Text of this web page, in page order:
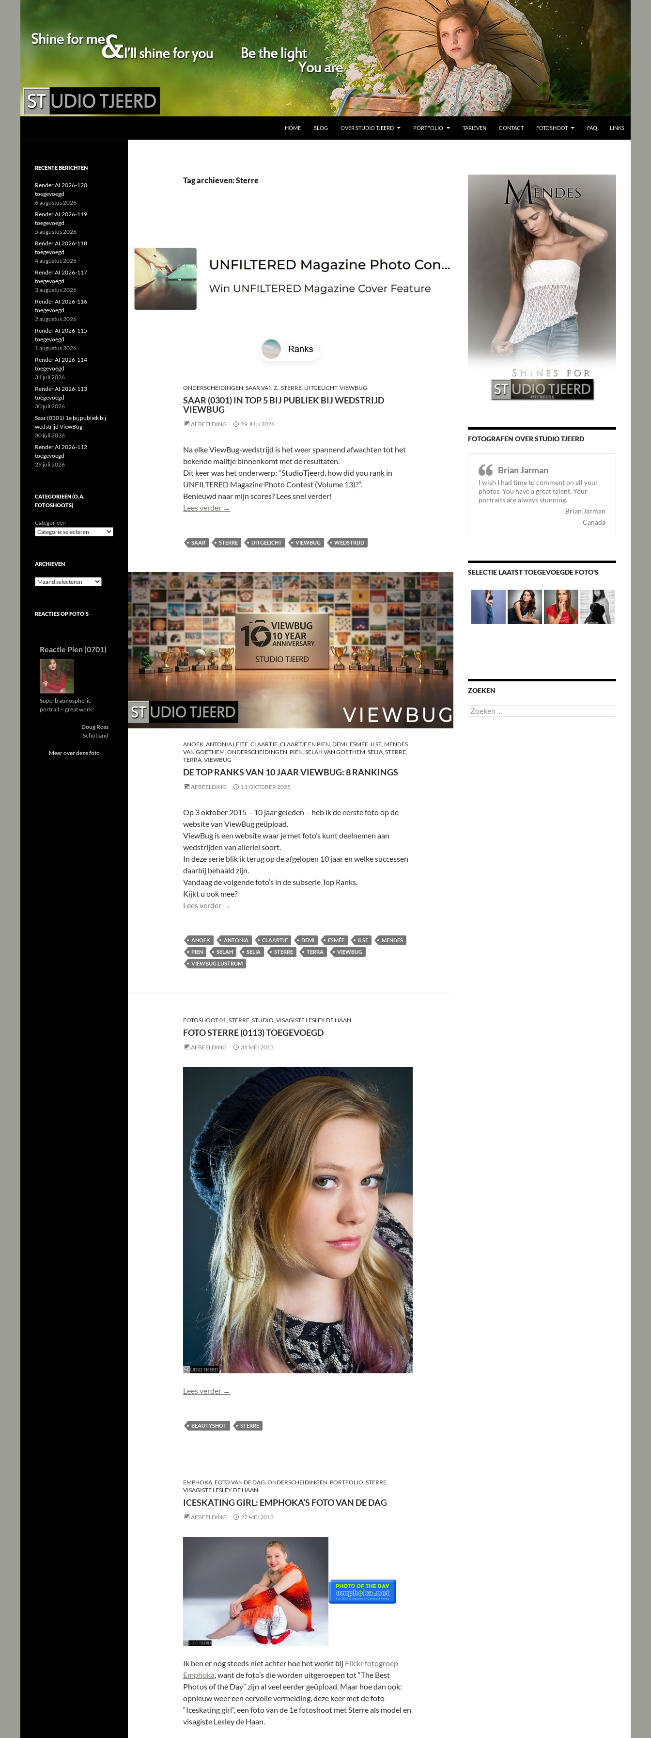
HOME
BLOG OVER STUDIO TJEERD PORTFOLIO TARIEVEN CONTACT FOTOSHOOT FAQ LINKS
Tag archieven: Sterre
ONDERSCHEIDINGEN, SAAR VAN Z., STERRE, UITGELICHT, VIEWBUG
SAAR (0301) IN TOP 5 BIJ PUBLIEK BIJ WEDSTRIJD
VIEWBUG
AFBEELDING 29 JULI 2026
Na elke ViewBug-wedstrijd is het weer spannend afwachten tot het
bekende mailtje binnenkomt met de resultaten.
Dit keer was het onderwerp: “StudioTjeerd, how did you rank in
UNFILTERED Magazine Photo Contest (Volume 13)?”.
Benieuwd naar mijn scores? Lees snel verder!
Lees verder Saar (0301) in top 5 bij publiek bij wedstrijd ViewBug
→
SAAR STERRE UITGELICHT VIEWBUG WEDSTRIJD
ANOEK, ANTONIA LEITE, CLAARTJE, CLAARTJE EN PIEN, DEMI, ESMÉE, ILSE, MENDES
VAN GOETHEM, ONDERSCHEIDINGEN, PIEN, SELAH VAN GOETHEM, SELIA, STERRE,
TERRA, VIEWBUG
DE TOP RANKS VAN 10 JAAR VIEWBUG: 8 RANKINGS
AFBEELDING 13 OKTOBER 2025
Op 3 oktober 2015 – 10 jaar geleden – heb ik de eerste foto op de
website van ViewBug geüpload.
ViewBug is een website waar je met foto’s kunt deelnemen aan
wedstrijden van allerlei soort.
In deze serie blik ik terug op de afgelopen 10 jaar en welke successen
daarbij behaald zijn.
Vandaag de volgende foto’s in de subserie Top Ranks.
Kijkt u ook mee?
Lees verder De Top Ranks van 10 jaar ViewBug: 8 rankings
→
ANOEK ANTONIA CLAARTJE DEMI ESMÉE ILSE
MENDES
PIEN
SELAH SELIA STERRE TERRA
VIEWBUG
VIEWBUG LUSTRUM
FOTOSHOOT 01, STERRE, STUDIO, VISAGISTE LESLEY DE HAAN
FOTO STERRE (0113) TOEGEVOEGD
AFBEELDING 31 MEI 2013
Lees verder Foto Sterre (0113) toegevoegd
→
BEAUTYSHOT STERRE
EMPHOKA, FOTO VAN DE DAG, ONDERSCHEIDINGEN, PORTFOLIO, STERRE,
VISAGISTE LESLEY DE HAAN
ICESKATING GIRL: EMPHOKA’S FOTO VAN DE DAG
AFBEELDING 27 MEI 2013
Ik ben er nog steeds niet achter hoe het werkt bij Flickr fotogroep
Emphoka, want de foto’s die worden uitgeroepen tot “The Best
Photos of the Day” zijn al veel eerder geüpload. Maar hoe dan ook:
opnieuw weer een eervolle vermelding, deze keer met de foto
“Iceskating girl”, een foto van de 1e fotoshoot met Sterre als model en
visagiste Lesley de Haan.
FOTOGRAFEN OVER STUDIO TJEERD
Brian Jarman
I wish I had time to comment on all your
photos. You have a great talent. Your
portraits are always stunning.
Brian Jarman
Canada
SELECTIE LAATST TOEGEVOEGDE FOTO'S
ZOEKEN
Zoeken
naar:
RECENTE BERICHTEN
Render AI 2026-120
toegevoegd
6 augustus 2026
Render AI 2026-119
toegevoegd
5 augustus 2026
Render AI 2026-118
toegevoegd
4 augustus 2026
Render AI 2026-117
toegevoegd
3 augustus 2026
Render AI 2026-116
toegevoegd
2 augustus 2026
Render AI 2026-115
toegevoegd
1 augustus 2026
Render AI 2026-114
toegevoegd
31 juli 2026
Render AI 2026-113
toegevoegd
30 juli 2026
Saar (0301) 1e bij publiek bij
wedstrijd ViewBug
30 juli 2026
Render AI 2026-112
toegevoegd
29 juli 2026
CATEGORIEËN (O.A.
FOTOSHOOTS)
Categorieën
ARCHIEVEN
Archieven
REACTIES OP FOTO’S
Reactie Pien (0701)
Superb atmospheric
portrait – great work!
Doug Ross
Schotland
Meer over deze foto